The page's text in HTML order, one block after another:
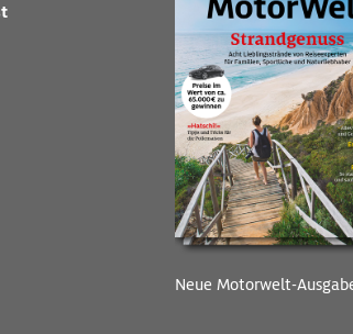
Neue Motorwelt-